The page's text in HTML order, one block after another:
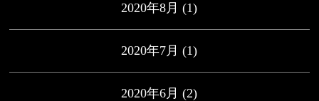
2020年8月 (1)
2020年7月 (1)
2020年6月 (2)